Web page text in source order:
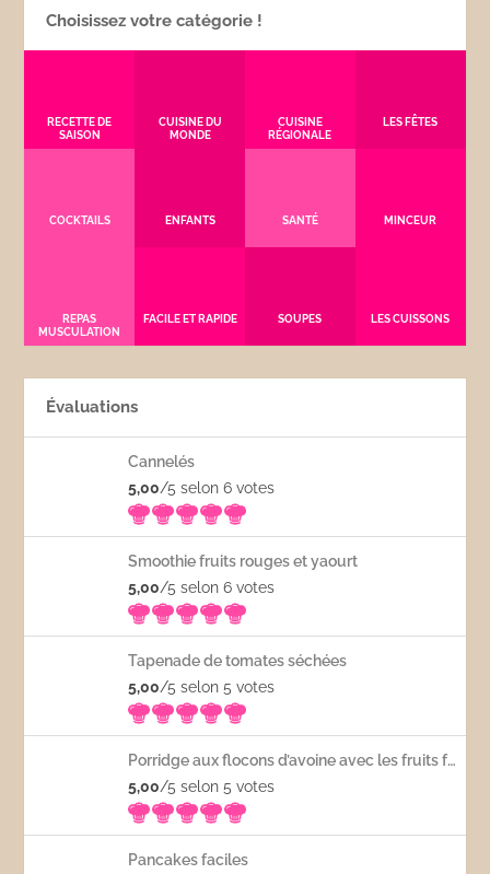
Choisissez votre catégorie !
RECETTE DE
SAISON
CUISINE DU
MONDE
CUISINE
RÉGIONALE
LES FÊTES
COCKTAILS ENFANTS SANTÉ MINCEUR
REPAS
MUSCULATION
FACILE ET RAPIDE SOUPES LES CUISSONS
Évaluations
Cannelés
5,00/5 selon 6votes
Smoothie fruits rouges et yaourt
5,00/5 selon 6votes
Tapenade de tomates séchées
5,00/5 selon 5votes
Porridge aux flocons d’avoine avec les fruits frais
5,00/5 selon 5votes
Pancakes faciles